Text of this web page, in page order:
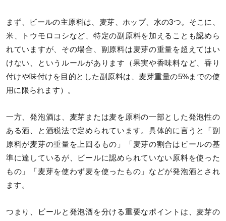
まず、ビールの主原料は、麦芽、ホップ、水の3つ。そこに、
米、トウモロコシなど、特定の副原料を加えることも認めら
れていますが、その場合、副原料は麦芽の重量を超えてはい
けない、というルールがあります（果実や香味料など、香り
付けや味付けを目的とした副原料は、麦芽重量の5%までの使
用に限られます）。
一方、発泡酒は、麦芽または麦を原料の一部とした発泡性の
ある酒、と酒税法で定められています。具体的に言うと「副
原料が麦芽の重量を上回るもの」「麦芽の割合はビールの基
準に達しているが、ビールに認められていない原料を使った
もの」「麦芽を使わず麦を使ったもの」などが発泡酒とされ
ます。
つまり、ビールと発泡酒を分ける重要なポイントは、麦芽の